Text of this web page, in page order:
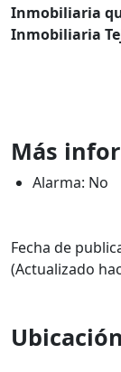
Inmobiliaria
Inmobiliaria
Más
Alarma: No
Fecha de
(Actualizado
Ubicación